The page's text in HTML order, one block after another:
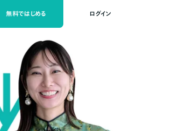
無料ではじめる ログイン